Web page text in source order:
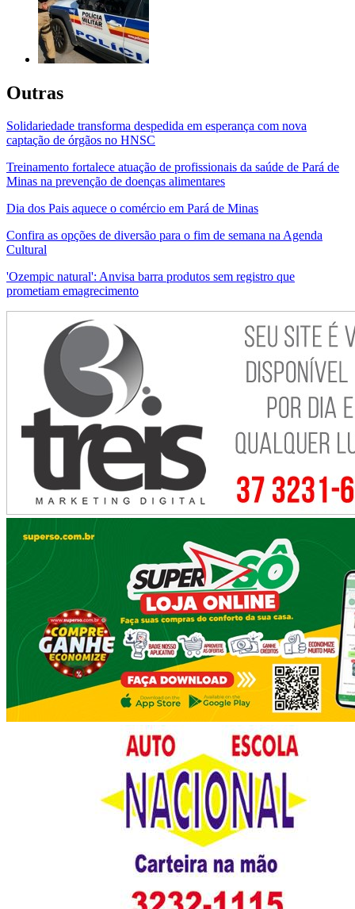
Outras
Solidariedade transforma despedida em esperança com nova
captação de órgãos no HNSC
Treinamento fortalece atuação de profissionais da saúde de Pará de
Minas na prevenção de doenças alimentares
Dia dos Pais aquece o comércio em Pará de Minas
Confira as opções de diversão para o fim de semana na Agenda
Cultural
'Ozempic natural': Anvisa barra produtos sem registro que
prometiam emagrecimento